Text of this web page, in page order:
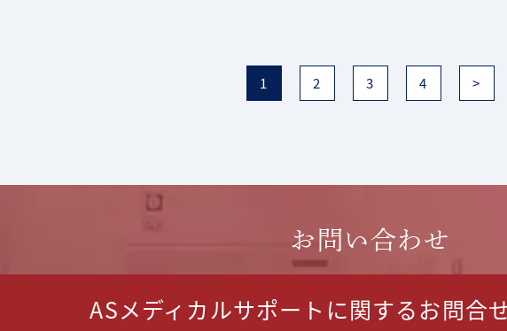
1 2 3 4 >
お問い合わせ
ASメディカルサポートに関するお問合